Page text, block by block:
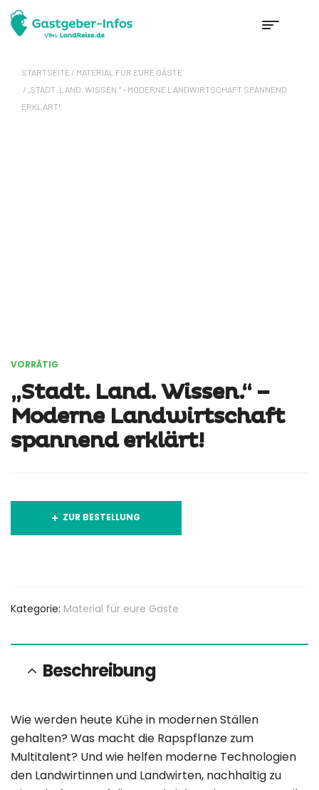
STARTSEITE / MATERIAL FÜR EURE GÄSTE
/ „STADT. LAND. WISSEN.“ – MODERNE LANDWIRTSCHAFT SPANNEND
ERKLÄRT!
VORRÄTIG
„Stadt. Land. Wissen.“ –
Moderne Landwirtschaft
spannend erklärt!
ZUR BESTELLUNG
Kategorie: Material für eure Gäste
Beschreibung
Wie werden heute Kühe in modernen Ställen
gehalten? Was macht die Rapspflanze zum
Multitalent? Und wie helfen moderne Technologien
den Landwirtinnen und Landwirten, nachhaltig zu